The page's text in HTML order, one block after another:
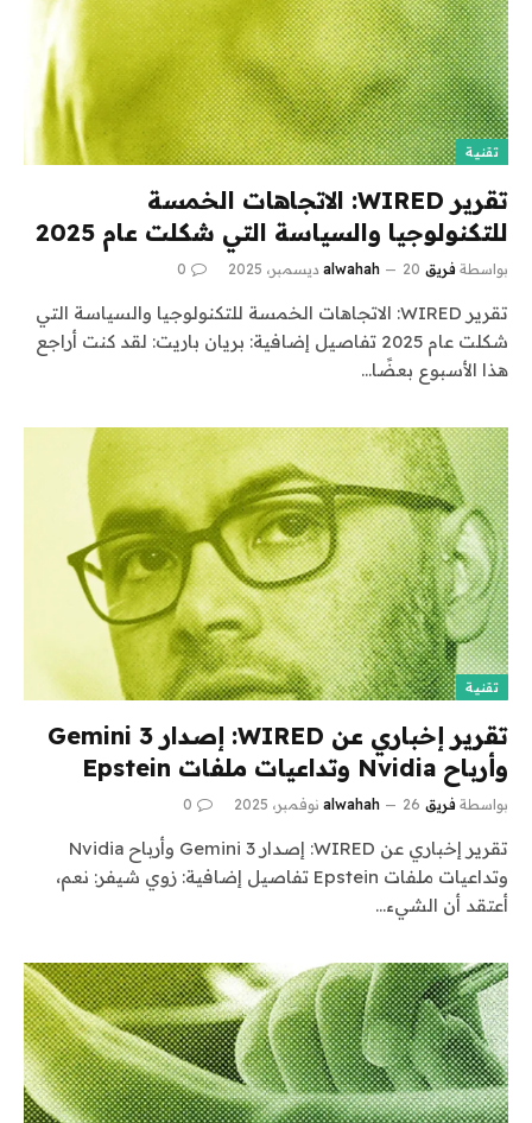
تقنية
تقرير WIRED: الاتجاهات الخمسة
للتكنولوجيا والسياسة التي شكلت عام 2025
بواسطة فريق alwahah 20 ديسمبر، 2025 0
تقرير WIRED: الاتجاهات الخمسة للتكنولوجيا والسياسة التي
شكلت عام 2025 تفاصيل إضافية: بريان باريت: لقد كنت أراجع
هذا الأسبوع بعضًا…
تقنية
تقرير إخباري عن WIRED: إصدار Gemini 3
وأرباح Nvidia وتداعيات ملفات Epstein
بواسطة فريق alwahah 26 نوفمبر، 2025 0
تقرير إخباري عن WIRED: إصدار Gemini 3 وأرباح Nvidia
وتداعيات ملفات Epstein تفاصيل إضافية: زوي شيفر: نعم،
أعتقد أن الشيء…